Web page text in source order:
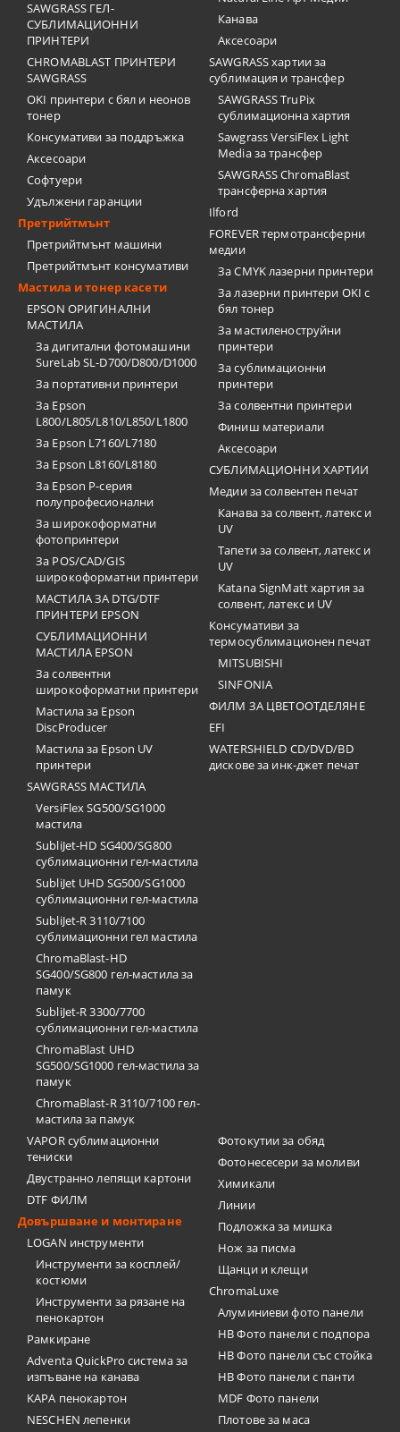
SAWGRASS ГЕЛ-
СУБЛИМАЦИОННИ
ПРИНТЕРИ
CHROMABLAST ПРИНТЕРИ
SAWGRASS
OKI принтери с бял и неонов
тонер
Консумативи за поддръжка
Аксесоари
Софтуери
Удължени гаранции
Претрийтмънт
Претрийтмънт машини
Претрийтмънт консумативи
Мастила и тонер касети
EPSON ОРИГИНАЛНИ
МАСТИЛА
За дигитални фотомашини
SureLab SL-D700/D800/D1000
За портативни принтери
За Epson
L800/L805/L810/L850/L1800
За Epson L7160/L7180
За Epson L8160/L8180
За Epson P-серия
полупрофесионални
За широкоформатни
фотопринтери
За POS/CAD/GIS
широкоформатни принтери
МАСТИЛА ЗА DTG/DTF
ПРИНТЕРИ EPSON
СУБЛИМАЦИОННИ
МАСТИЛА EPSON
За солвентни
широкоформатни принтери
Мастила за Epson
DiscProducer
Мастила за Epson UV
принтери
SAWGRASS МАСТИЛА
VersiFlex SG500/SG1000
мастила
SubliJet-HD SG400/SG800
сублимационни гел-мастила
SubliJet UHD SG500/SG1000
сублимационни гел-мастила
SubliJet-R 3110/7100
сублимационни гел мастила
ChromaBlast-HD
SG400/SG800 гел-мастила за
памук
SubliJet-R 3300/7700
сублимационни гел-мастила
ChromaBlast UHD
SG500/SG1000 гел-мастила за
памук
ChromaBlast-R 3110/7100 гел-
мастила за памук
Канава
Аксесоари
SAWGRASS хартии за
сублимация и трансфер
SAWGRASS TruPix
сублимационна хартия
Sawgrass VersiFlex Light
Media за трансфер
SAWGRASS ChromaBlast
трансферна хартия
Ilford
FOREVER термотрансферни
медии
За CMYK лазерни принтери
За лазерни принтери OKI с
бял тонер
За мастиленоструйни
принтери
За сублимационни
принтери
За солвентни принтери
Финиш материали
Аксесоари
СУБЛИМАЦИОННИ ХАРТИИ
Медии за солвентен печат
Канава за солвент, латекс и
UV
Тапети за солвент, латекс и
UV
Katana SignMatt хартия за
солвент, латекс и UV
Консумативи за
термосублимационен печат
MITSUBISHI
SINFONIA
ФИЛМ ЗА ЦВЕТООТДЕЛЯНЕ
EFI
WATERSHIELD CD/DVD/BD
дискове за инк-джет печат
VAPOR сублимационни
тениски
Двустранно лепящи картони
DTF ФИЛМ
Довършване и монтиране
LOGAN инструменти
Инструменти за косплей/
костюми
Инструменти за рязане на
пенокартон
Рамкиране
Adventa QuickPro система за
изпъване на канава
KAPA пенокартон
NESCHEN лепенки
Фотокутии за обяд
Фотонесесери за моливи
Химикали
Линии
Подложка за мишка
Нож за писма
Щанци и клещи
ChromaLuxe
Алуминиеви фото панели
HB Фото панели с подпора
HB Фото панели със стойка
HB Фото панели с панти
MDF Фото панели
Плотове за маса